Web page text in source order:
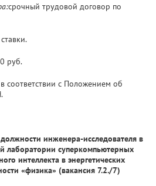
срочный трудовой договор по
руб.
соответствии с Положением об
инженера-исследователя в
лаборатории суперкомпьютерных
интеллекта в энергетических
«физика» (вакансия 7.2./7)